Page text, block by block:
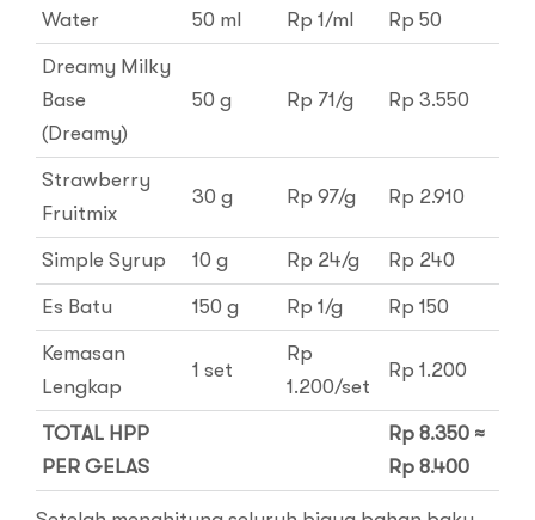
Water 50 ml Rp 1/ml Rp 50
Dreamy Milky
Base
(Dreamy)
50 g Rp 71/g Rp 3.550
Strawberry
Fruitmix
30 g Rp 97/g Rp 2.910
Simple Syrup 10 g Rp 24/g Rp 240
Es Batu 150 g Rp 1/g Rp 150
Kemasan
Lengkap
1 set
Rp
1.200/set
Rp 1.200
TOTAL HPP
PER GELAS
Rp 8.350 ≈
Rp 8.400